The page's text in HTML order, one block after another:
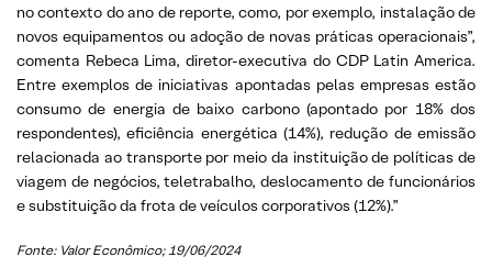
no contexto do ano de reporte, como, por exemplo, instalação de
novos equipamentos ou adoção de novas práticas operacionais”,
comenta Rebeca Lima, diretor-executiva do CDP Latin America.
Entre exemplos de iniciativas apontadas pelas empresas estão
consumo de energia de baixo carbono (apontado por 18% dos
respondentes), eficiência energética (14%), redução de emissão
relacionada ao transporte por meio da instituição de políticas de
viagem de negócios, teletrabalho, deslocamento de funcionários
e substituição da frota de veículos corporativos (12%).”
Fonte: Valor Econômico; 19/06/2024